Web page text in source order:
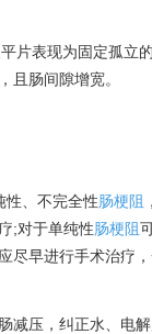
片表现为固定孤立
且肠间隙增宽。
性、不完全性肠梗阻
;对于单纯性肠梗阻
应尽早进行手术治疗
减压，纠正水、电